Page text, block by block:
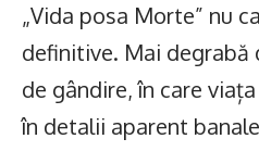
„Vida posa Morte” nu
definitive. Mai degrabă
de gândire, în care
în detalii aparent